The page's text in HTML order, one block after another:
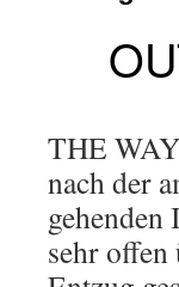
THE
nach der
sehr